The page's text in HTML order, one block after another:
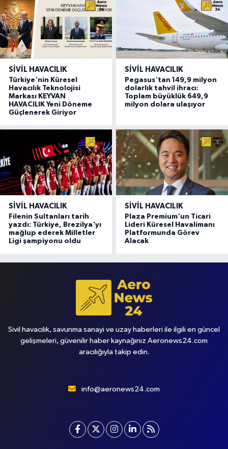
SIVIL HAVACILIK
Türkiye'nin Küresel
Havacılık Teknolojisi
Markası KEYVAN
HAVACILIK Yeni Döneme
Güçlenerek Giriyor
SIVIL HAVACILIK
Pegasus'tan 149,9 milyon
dolarlık tahvil ihracı:
Toplam büyüklük 649,9
milyon dolara ulaşıyor
SIVIL HAVACILIK
Filenin Sultanları tarih
yazdı: Türkiye, Brezilya'yı
mağlup ederek Milletler
Ligi şampiyonu oldu
SIVIL HAVACILIK
Plaza Premium'un Ticari
Lideri Küresel Havalimanı
Platformunda Görev
Alacak
Sivil havacılık, savunma sanayi ve uzay haberleri ile ilgili en güncel
gelişmeleri, güvenilir haber kaynağınız Aeronews24.com
aracılığıyla takip edin.
info@aeronews24.com